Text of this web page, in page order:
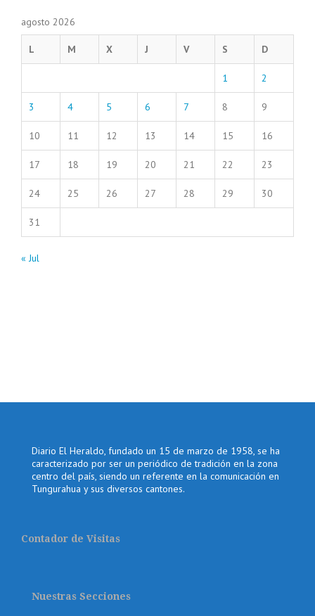
agosto 2026
L M X J V S D
1 2
3 4 5 6 7 8 9
10 11 12 13 14 15 16
17 18 19 20 21 22 23
24 25 26 27 28 29 30
31
« Jul
Diario El Heraldo, fundado un 15 de marzo de 1958, se ha
caracterizado por ser un periódico de tradición en la zona
centro del país, siendo un referente en la comunicación en
Tungurahua y sus diversos cantones.
Contador de Visitas
Nuestras Secciones